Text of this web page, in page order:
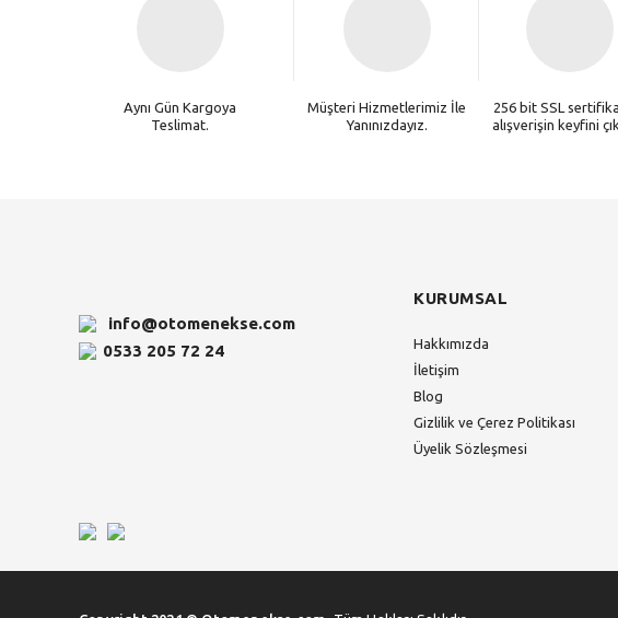
Aynı Gün Kargoya
Teslimat.
Müşteri Hizmetlerimiz İle
Yanınızdayız.
256 bit SSL
alışverişin keyfini
info@otomenekse.com
0533 205 72 24
KURUMSAL
Hakkımızda
İletişim
Blog
Gizlilik ve Çerez Politikası
Üyelik Sözleşmesi